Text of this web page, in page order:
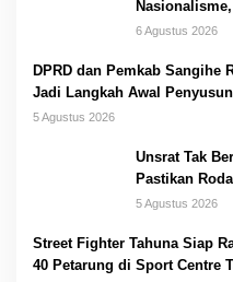
Bendera
6 Agustus 2026
DPRD dan Pemkab Sangihe
Jadi Langkah Awal
5 Agustus 2026
Unsrat Tak
Pastikan
5 Agustus 2026
Street Fighter Tahuna Siap
40 Petarung di Sport Centre